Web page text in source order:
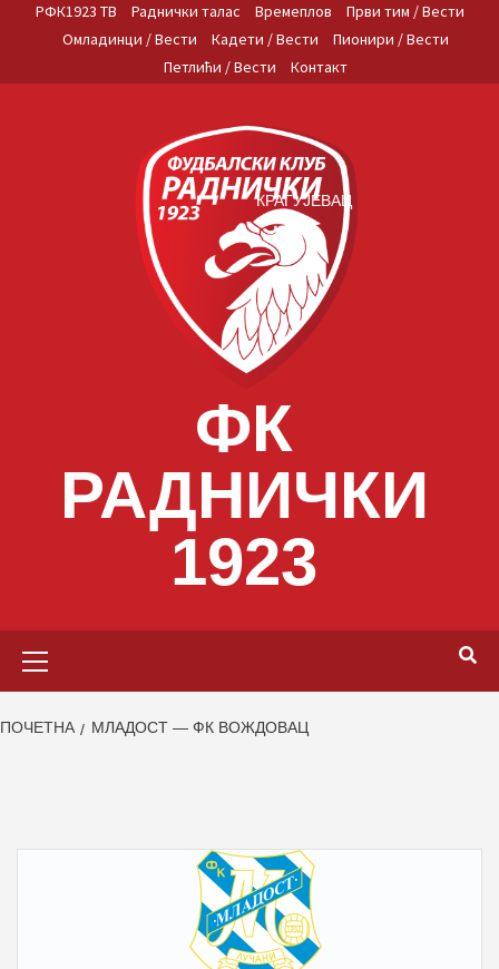
РФК1923 ТВ Раднички талас Времеплов
Први тим / Вести
Омладинци / Вести
Кадети / Вести
Пионири / Вести
Петлићи / Вести
Контакт
ФК
РАДНИЧКИ
1923
КРАГУЈЕВАЦ
ПОЧЕТНА МЛАДОСТ — ФК ВОЖДОВАЦ